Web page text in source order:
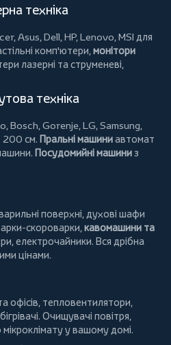
техніка
, Asus, Dell, HP, Lenovo, MSI для
комп'ютери, монітори
лазерні та струменеві,
техніка
, Bosch, Gorenje, LG, Samsung,
200 см. Пральні машиниавтомат
. Посудомийні машиниз
поверхні, духові шафи
скороварки, кавомашини та
, електрочайники. Вся дрібна
цінами.
офісів, тепловентилятори,
. Очищувачі повітря,
у вашому домі.